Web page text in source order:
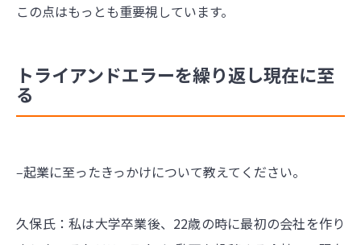
この点はもっとも重要視しています。
トライアンドエラーを繰り返し現在に至
る
‒起業に至ったきっかけについて教えてください。
久保氏：私は大学卒業後、22歳の時に最初の会社を作り